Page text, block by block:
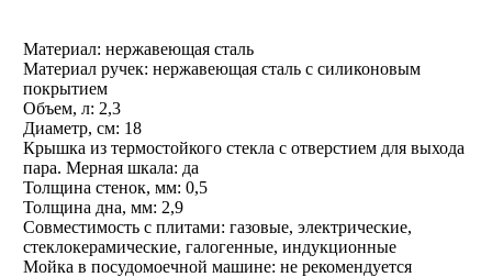
Материал: нержавеющая сталь
Материал ручек: нержавеющая сталь с силиконовым
покрытием
Объем, л: 2,3
Диаметр, см: 18
Крышка из термостойкого стекла с отверстием для выхода
пара. Мерная шкала: да
Толщина стенок, мм: 0,5
Толщина дна, мм: 2,9
Совместимость с плитами: газовые, электрические,
стеклокерамические, галогенные, индукционные
Мойка в посудомоечной машине: не рекомендуется